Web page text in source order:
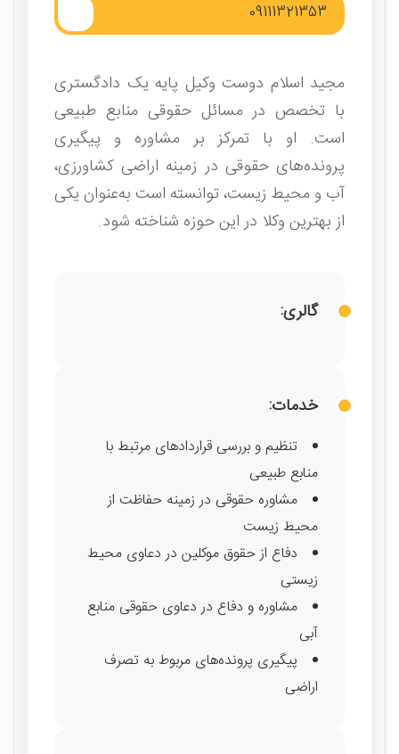
09111321353
مجید اسلام دوست وکیل پایه یک دادگستری
با تخصص در مسائل حقوقی منابع طبیعی
است. او با تمرکز بر مشاوره و پیگیری
پرونده‌های حقوقی در زمینه اراضی کشاورزی،
آب و محیط زیست، توانسته است به‌عنوان یکی
از بهترین وکلا در این حوزه شناخته شود.
خدمات:
تنظیم و بررسی قراردادهای مرتبط با
منابع طبیعی
مشاوره حقوقی در زمینه حفاظت از
محیط زیست
دفاع از حقوق موکلین در دعاوی محیط
زیستی
مشاوره و دفاع در دعاوی حقوقی منابع
آبی
پیگیری پرونده‌های مربوط به تصرف
اراضی
گالری: